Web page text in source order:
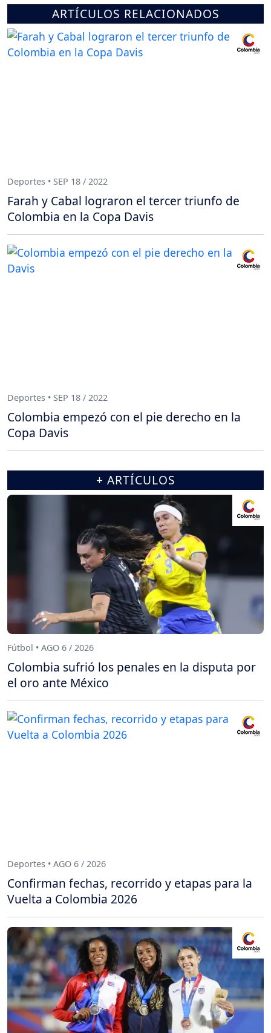
ARTÍCULOS RELACIONADOS
Deportes • SEP 18 / 2022
Farah y Cabal lograron el tercer triunfo de
Colombia en la Copa Davis
Deportes • SEP 18 / 2022
Colombia empezó con el pie derecho en la
Copa Davis
+ ARTÍCULOS
Fútbol • AGO 6 / 2026
Colombia sufrió los penales en la disputa por
el oro ante México
Deportes • AGO 6 / 2026
Confirman fechas, recorrido y etapas para la
Vuelta a Colombia 2026